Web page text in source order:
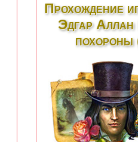
Прохождение
Эдгар
похороны